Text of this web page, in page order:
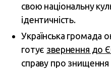
свою національну
ідентичність.
Українська громада
готує звернення до
справу про